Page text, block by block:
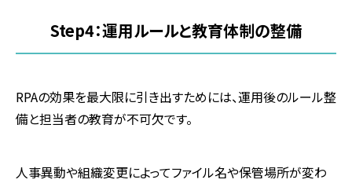
Step4：運用ルールと教育体制の整備
RPAの効果を最大限に引き出すためには、運用後のルール整
備と担当者の教育が不可欠です。
人事異動や組織変更によってファイル名や保管場所が変わ